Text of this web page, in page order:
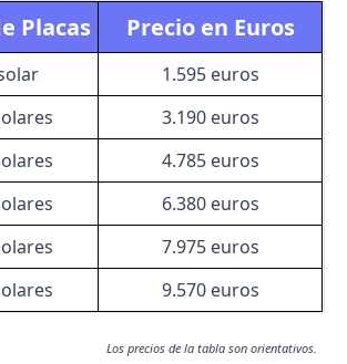
Placas Precio en Euros
1.595 euros
3.190 euros
4.785 euros
6.380 euros
7.975 euros
9.570 euros
Los precios de la tabla son orientativos.